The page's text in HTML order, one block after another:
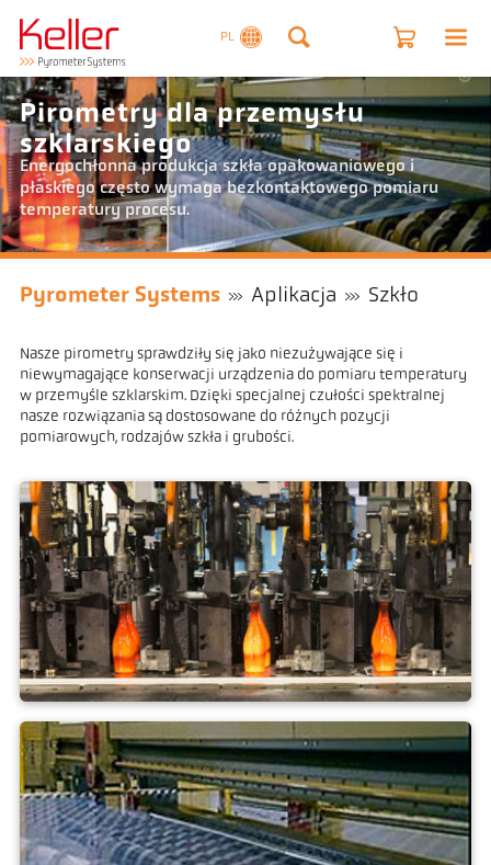
PL
Pirometry dla przemysłu
szklarskiego
Energochłonna produkcja szkła opakowaniowego i
płaskiego często wymaga bezkontaktowego pomiaru
temperatury procesu.
Pyrometer Systems Aplikacja Szkło
Nasze pirometry sprawdziły się jako niezużywające się i
niewymagające konserwacji urządzenia do pomiaru temperatury
w przemyśle szklarskim. Dzięki specjalnej czułości spektralnej
nasze rozwiązania są dostosowane do różnych pozycji
pomiarowych, rodzajów szkła i grubości.
Szklane naczynie